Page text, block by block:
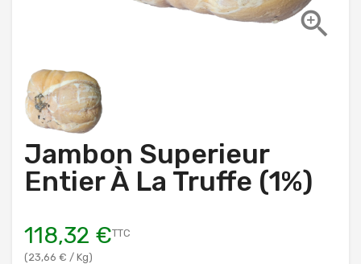

Jambon Superieur
Entier À La Truffe (1%)
118,32 €
(23,66 € / Kg)
TTC